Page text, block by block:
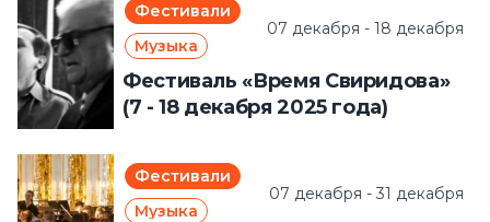
Фестивали
Музыка
07 декабря - 18 декабря
Фестиваль «Время Свиридова»
(7 - 18 декабря 2025 года)
Фестивали
Музыка
07 декабря - 31 декабря